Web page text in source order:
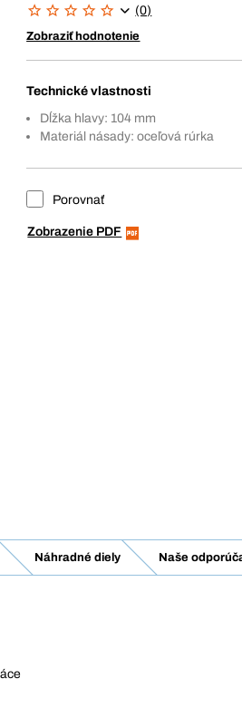
(0)
Zobraziť hodnotenie
Technické vlastnosti
Dĺžka hlavy: 104 mm
Materiál násady: oceľová rúrka
Porovnať
Zobrazenie PDF
Náhradné diely Naše